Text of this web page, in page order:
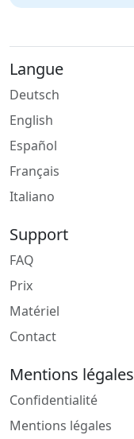
Langue
Deutsch
English
Español
Français
Italiano
Support
FAQ
Prix
Matériel
Contact
Mentions légales
Confidentialité
Mentions légales